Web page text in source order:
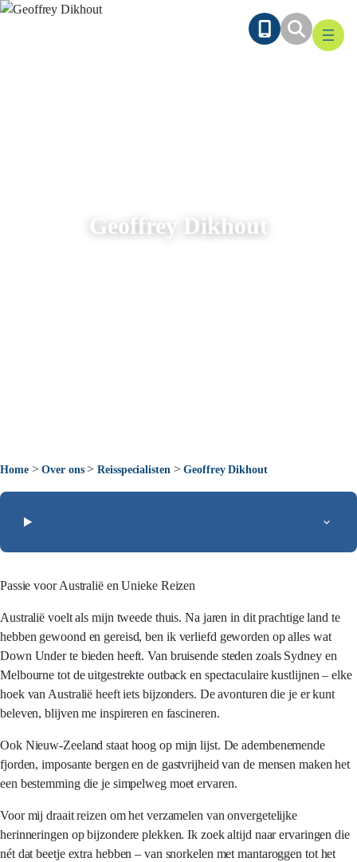
Ga
Geoffrey Dikhout
Home>Over ons>Reisspecialisten >Geoffrey Dikhout
Passie voor Australië en Unieke Reizen
Australië voelt als mijn tweede thuis. Na jaren in dit prachtige land te
hebben gewoond en gereisd, ben ik verliefd geworden op alles wat
Down Under te bieden heeft. Van bruisende steden zoals Sydney en
Melbourne tot de uitgestrekte outback en spectaculaire kustlijnen – elke
hoek van Australië heeft iets bijzonders. De avonturen die je er kunt
beleven, blijven me inspireren en fascineren.
Ook Nieuw-Zeeland staat hoog op mijn lijst. De adembenemende
fjorden, imposante bergen en de gastvrijheid van de mensen maken het
een bestemming die je simpelweg moet ervaren.
Voor mij draait reizen om het verzamelen van onvergetelijke
herinneringen op bijzondere plekken. Ik zoek altijd naar ervaringen die
nét dat beetje extra hebben – van snorkelen met mantaroggen tot het